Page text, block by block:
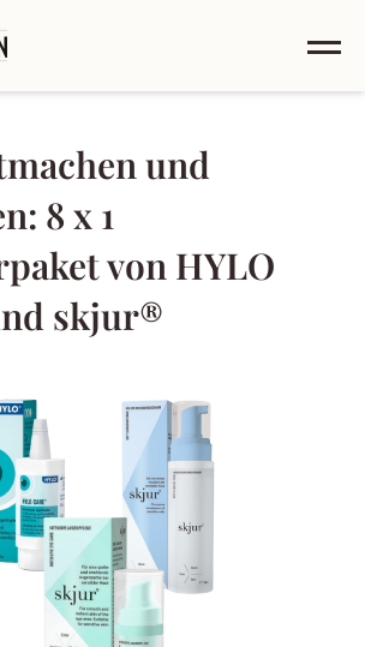
und
8 x 1
von HYLO
skjur®